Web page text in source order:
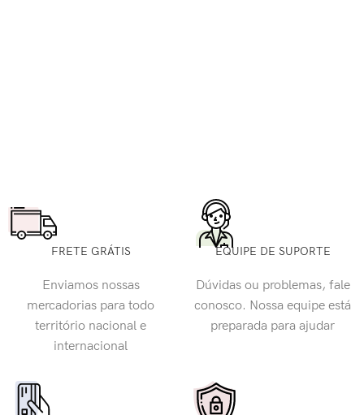
FRETE GRÁTIS
Enviamos nossas
mercadorias para todo
território nacional e
internacional
EQUIPE DE SUPORTE
Dúvidas ou problemas, fale
conosco. Nossa equipe está
preparada para ajudar